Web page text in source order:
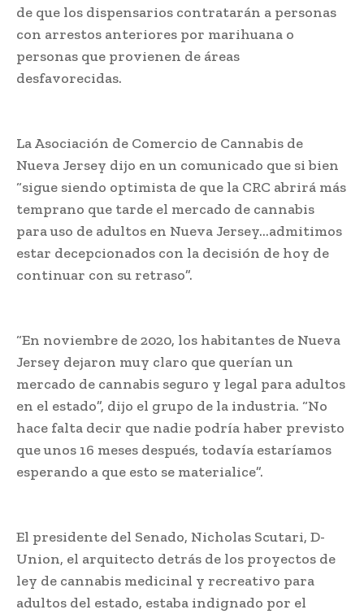
de que los dispensarios contratarán a personas
con arrestos anteriores por marihuana o
personas que provienen de áreas
desfavorecidas.
La Asociación de Comercio de Cannabis de
Nueva Jersey dijo en un comunicado que si bien
“sigue siendo optimista de que la CRC abrirá más
temprano que tarde el mercado de cannabis
para uso de adultos en Nueva Jersey…admitimos
estar decepcionados con la decisión de hoy de
continuar con su retraso”.
“En noviembre de 2020, los habitantes de Nueva
Jersey dejaron muy claro que querían un
mercado de cannabis seguro y legal para adultos
en el estado”, dijo el grupo de la industria. “No
hace falta decir que nadie podría haber previsto
que unos 16 meses después, todavía estaríamos
esperando a que esto se materialice”.
El presidente del Senado, Nicholas Scutari, D-
Union, el arquitecto detrás de los proyectos de
ley de cannabis medicinal y recreativo para
adultos del estado, estaba indignado por el